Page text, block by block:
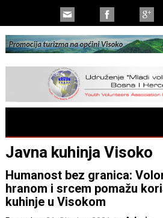
Javna kuhinja Visoko
Humanost bez granica:
hranom i srcem pomažu
kuhinje u Visokom